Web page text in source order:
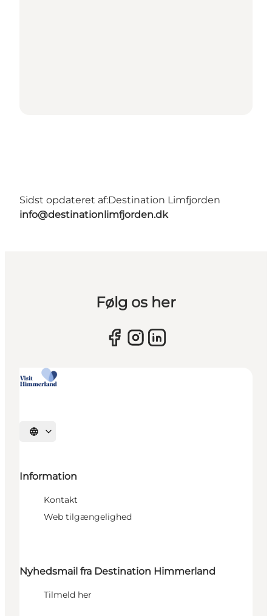
Sidst opdateret af:Destination Limfjorden
info@destinationlimfjorden.dk
Følg os her
Vælg sprog
Information
Kontakt
Web tilgængelighed
Nyhedsmail fra Destination Himmerland
Tilmeld her